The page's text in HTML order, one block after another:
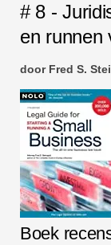
# 8 -
en runnen
door Fred S.
Boek